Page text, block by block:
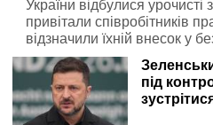
України відбулися урочисті
привітали співробітників
відзначили їхній внесок у
під